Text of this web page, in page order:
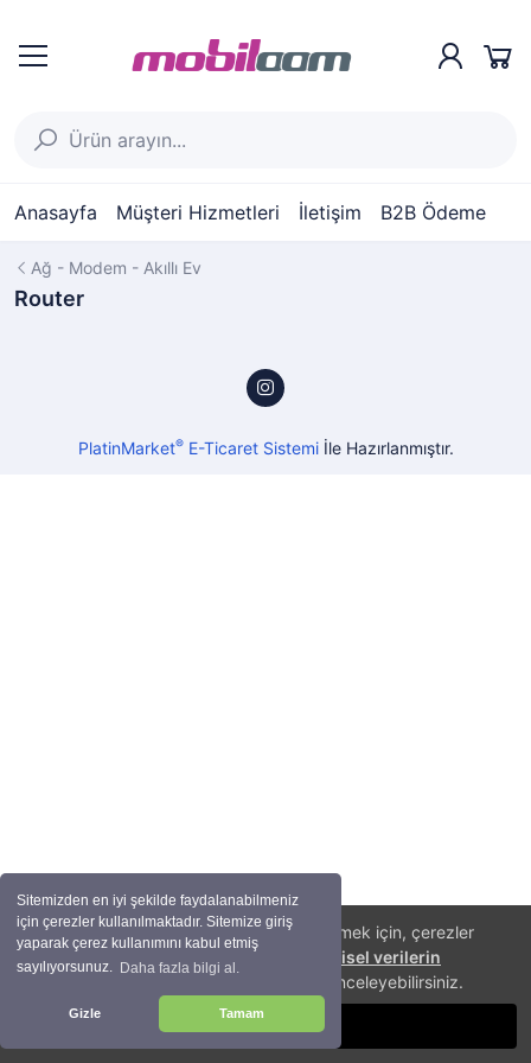
Sitemizden en iyi şekilde faydalanabilmeniz
için çerezler kullanılmaktadır. Sitemize giriş
yaparak çerez kullanımını kabul etmiş
sayılıyorsunuz. Daha fazla bilgi al.
Gizle Tamam
Anasayfa Müşteri Hizmetleri İletişim B2B Ödeme
Size daha iyi bir alışveriş deneyimi sunabilmek için, çerezler
(cookies) kullanıyoruz. Detaylı bilgi için
kişisel verilerin
hakkında aydınlatma metnini inceleyebilirsiniz.
TAMAM
Ağ - Modem - Akıllı Ev
Router
PlatinMarket®E-Ticaret Sistemiİle Hazırlanmıştır.